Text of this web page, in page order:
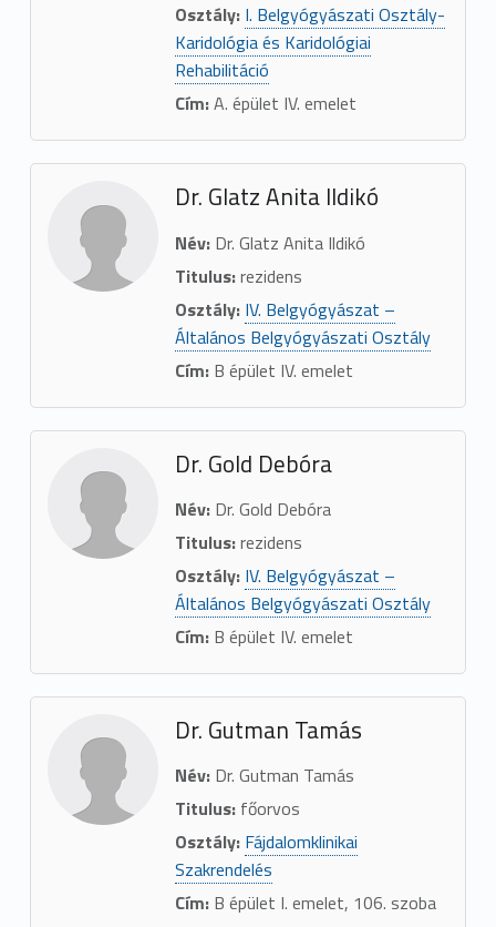
Osztály: I. Belgyógyászati Osztály-
Karidológia és Karidológiai
Rehabilitáció
Cím:A. épület IV. emelet
Dr. Glatz Anita Ildikó
Név:Dr. Glatz Anita Ildikó
Titulus:rezidens
Osztály: IV. Belgyógyászat –
Általános Belgyógyászati Osztály
Cím:B épület IV. emelet
Dr. Gold Debóra
Név:Dr. Gold Debóra
Titulus:rezidens
Osztály: IV. Belgyógyászat –
Általános Belgyógyászati Osztály
Cím:B épület IV. emelet
Dr. Gutman Tamás
Név:Dr. Gutman Tamás
Titulus:főorvos
Osztály: Fájdalomklinikai
Szakrendelés
Cím:B épület I. emelet, 106. szoba